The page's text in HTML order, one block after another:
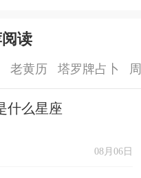
读
老黄历 塔罗牌占卜
什么星座
08月06日